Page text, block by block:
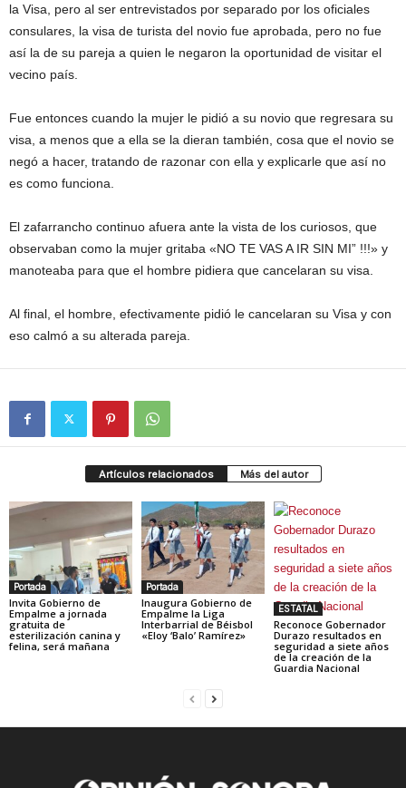
la Visa, pero al ser entrevistados por separado por los oficiales
consulares, la visa de turista del novio fue aprobada, pero no fue
así la de su pareja a quien le negaron la oportunidad de visitar el
vecino país.
Fue entonces cuando la mujer le pidió a su novio que regresara su
visa, a menos que a ella se la dieran también, cosa que el novio se
negó a hacer, tratando de razonar con ella y explicarle que así no
es como funciona.
El zafarrancho continuo afuera ante la vista de los curiosos, que
observaban como la mujer gritaba «NO TE VAS A IR SIN MI” !!!» y
manoteaba para que el hombre pidiera que cancelaran su visa.
Al final, el hombre, efectivamente pidió le cancelaran su Visa y con
eso calmó a su alterada pareja.
Artículos relacionados Más del autor
Portada
Invita Gobierno de
Empalme a jornada
gratuita de
esterilización canina y
felina, será mañana
Portada
Inaugura Gobierno de
Empalme la Liga
Interbarrial de Béisbol
«Eloy ‘Balo’ Ramírez»
ESTATAL
Reconoce Gobernador
Durazo resultados en
seguridad a siete años
de la creación de la
Guardia Nacional